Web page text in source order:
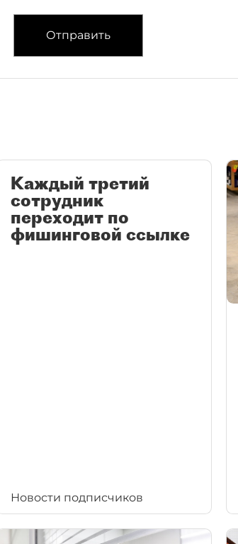
Отправить
Каждый третий
сотрудник
переходит по
фишинговой ссылке
Новости подписчиков